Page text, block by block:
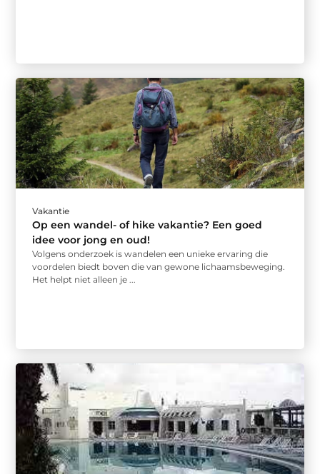
Vakantie
Op een wandel- of hike vakantie? Een goed
idee voor jong en oud!
Volgens onderzoek is wandelen een unieke ervaring die
voordelen biedt boven die van gewone lichaamsbeweging.
Het helpt niet alleen je ...